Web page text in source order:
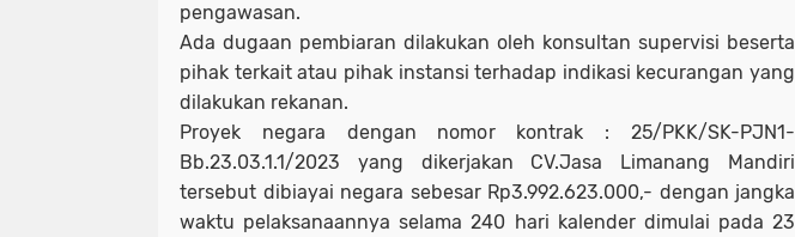
pengawasan.
Ada dugaan pembiaran dilakukan oleh konsultan supervisi beserta
pihak terkait atau pihak instansi terhadap indikasi kecurangan yang
dilakukan rekanan.
Proyek negara dengan nomor kontrak : 25/PKK/SK-PJN1-
Bb.23.03.1.1/2023 yang dikerjakan CV.Jasa Limanang Mandiri
tersebut dibiayai negara sebesar Rp3.992.623.000,- dengan jangka
waktu pelaksanaannya selama 240 hari kalender dimulai pada 23